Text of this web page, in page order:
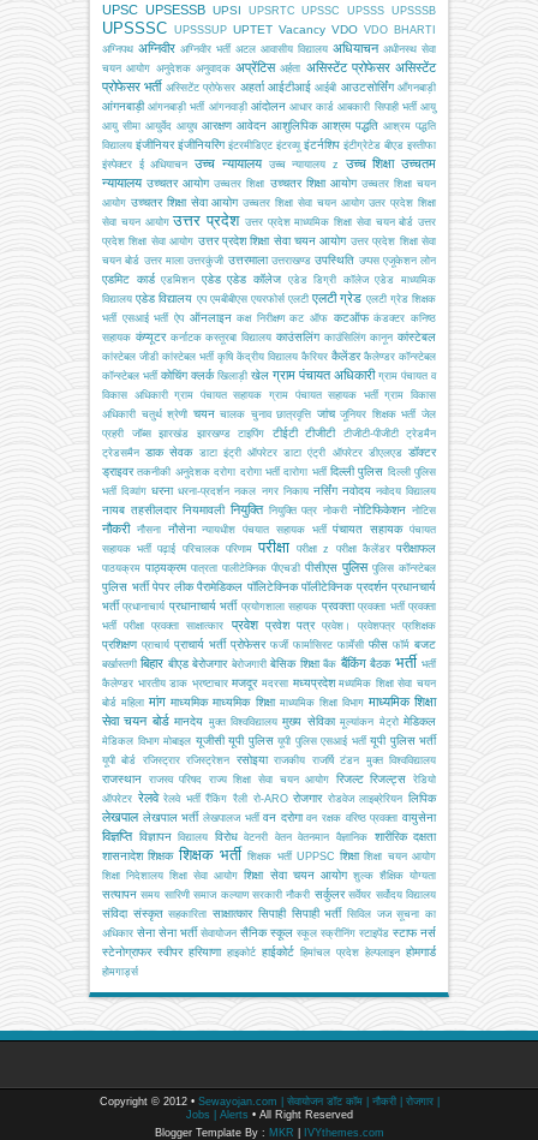
UPSC UPSESSB UPSI UPSRTC UPSSC UPSSS UPSSSB
UPSSSC UPSSSUP UPTET Vacancy VDO VDO BHARTI
अग्निपथ अग्निवीर अग्निवीर भर्ती अटल आवासीय विद्यालय अधियाचन अधीनस्थ सेवा
चयन आयोग अनुदेशक अनुवादक अप्रेंटिस अर्हता असिस्टेंट प्रोफेसर असिस्टेंट
प्रोफेसर भर्ती अस्सिटेंट प्रोफेसर अहर्ता आईटीआई आईबी आउटसोर्सिंग आँगनबाड़ी
आंगनबाड़ी आंगनबाड़ी भर्ती आंगनवाड़ी आंदोलन आधार कार्ड आबकारी सिपाही भर्ती आयु
आयु सीमा आयुर्वेद आयुष आरक्षण आवेदन आशुलिपिक आश्रम पद्धति आश्रम पद्धति
विद्यालय इंजीनियर इंजीनियरिंग इंटरमीडिएट इंटरव्यू इंटर्नशिप इंटीग्रेटेड बीएड इस्तीफा
इंस्पेक्टर ई अधियाचन उच्च न्यायालय उच्च न्यायालय z उच्च शिक्षा उच्चतम
न्यायालय उच्चतर आयोग उच्चतर शिक्षा उच्चतर शिक्षा आयोग उच्चतर शिक्षा चयन
आयोग उच्चतर शिक्षा सेवा आयोग उच्चतर शिक्षा सेवा चयन आयोग उतर प्रदेश शिक्षा
सेवा चयन आयोग उत्तर प्रदेश उत्तर प्रदेश माध्यमिक शिक्षा सेवा चयन बोर्ड उत्तर
प्रदेश शिक्षा सेवा आयोग उत्तर प्रदेश शिक्षा सेवा चयन आयोग उत्तर प्रदेश शिक्षा सेवा
चयन बोर्ड उत्तर माला उत्तरकुंजी उत्तरमाला उत्तराखण्ड उपस्थिति उप्पस एजूकेशन लोन
एडमिट कार्ड एडमिशन एडेड एडेड कॉलेज एडेड डिग्री कॉलेज एडेड माध्यमिक
विद्यालय एडेड विद्यालय एप एमबीबीएस एयरफोर्स एलटी एलटी ग्रेड एलटी ग्रेड शिक्षक
भर्ती एसआई भर्ती ऐप ऑनलाइन कक्ष निरीक्षण कट ऑफ कटऑफ कंडक्टर कनिष्ठ
सहायक कंप्यूटर कर्नाटक कस्तूरबा विद्यालय काउंसलिंग काउंसिलिंग कानून कांस्टेबल
कांस्टेबल जीडी कांस्टेबल भर्ती कृषि केंद्रीय विद्यालय कैरियर कैलेंडर कैलेण्डर कॉन्स्टेबल
कॉन्स्टेबल भर्ती कोचिंग क्लर्क खिलाड़ी खेल ग्राम पंचायत अधिकारी ग्राम पंचायत व
विकास अधिकारी ग्राम पंचायत सहायक ग्राम पंचायत सहायक भर्ती ग्राम विकास
अधिकारी चतुर्थ श्रेणी चयन चालक चुनाव छात्रवृत्ति जांच जूनियर शिक्षक भर्ती जेल
प्रहरी
जॉब्स झारखंड झारखण्ड टाइपिंग टीईटी टीजीटी टीजीटी-पीजीटी
ट्रेडमैन
ट्रेडसमैन डाक सेवक डाटा इंट्री ऑपरेटर डाटा एंट्री ऑपरेटर डीएलएड डॉक्टर
ड्राइवर तकनीकी अनुदेशक दरोगा दरोगा भर्ती दारोगा भर्ती दिल्ली पुलिस दिल्ली पुलिस
भर्ती दिव्यांग धरना धरना-प्रदर्शन नकल नगर निकाय नर्सिंग नवोदय नवोदय विद्यालय
नायब तहसीलदार नियमावली नियुक्ति नियुक्ति पत्र नोकरी नोटिफिकेशन नोटिस
नौकरी नौसना नौसेना न्यायधीश पंचयात सहायक भर्ती पंचायत सहायक पंचायत
सहायक भर्ती पढ़ाई परिचालक परिणाम परीक्षा परीक्षा z परीक्षा कैलेंडर परीक्षाफल
पाठयक्रम पाठ्यक्रम पात्रता पालीटेक्निक पीएचडी पीसीएस पुलिस पुलिस कॉन्स्टेबल
पुलिस भर्ती पेपर लीक पैरामेडिकल पॉलिटेक्निक पॉलीटेक्निक प्रदर्शन प्रधानचार्य
भर्ती प्रधानाचार्य प्रधानाचार्य भर्ती प्रयोगशाला सहायक प्रवक्ता प्रवक्ता भर्ती प्रवक्ता
भर्ती परीक्षा
प्रवक्ता साक्षात्कार प्रवेश प्रवेश पत्र प्रवेश। प्रवेशपत्र प्रशिक्षक
प्रशिक्षण प्राचार्य प्राचार्य भर्ती प्रोफेसर फर्जी फार्मासिस्ट फार्मेसी फीस फॉर्म बजट
बर्खास्तगी बिहार बीएड बेरोजगार बेरोजगारी बेसिक शिक्षा बैंक बैंकिंग बैठक भर्ती भर्ती
कैलेण्डर भारतीय डाक भ्रष्टाचार मजदूर मदरसा मध्यप्रदेश मध्यमिक शिक्षा सेवा चयन
बोर्ड महिला मांग माध्यमिक माध्यमिक शिक्षा माध्यमिक शिक्षा विभाग माध्यमिक शिक्षा
सेवा चयन बोर्ड मानदेय मुक्त विश्वविद्यालय मुख्य सेविका मूल्यांकन मेट्रो मेडिकल
मेडिकल विभाग मोबाइल यूजीसी यूपी पुलिस यूपी पुलिस एसआई भर्ती यूपी पुलिस भर्ती
यूपी बोर्ड रजिस्ट्रार रजिस्ट्रेशन रसोइया राजकीय राजर्षि टंडन मुक्त विश्वविद्यालय
राजस्थान राजस्व परिषद राज्य शिक्षा सेवा चयन आयोग रिजल्ट रिजल्ट्स
रेडियो
ऑपरेटर रेलवे रेलवे भर्ती रैंकिंग रैली रो-ARO रोजगार रोडवेज लाइब्रेरियन लिपिक
लेखपाल लेखपाल भर्ती लेखपालज भर्ती वन दरोगा वन रक्षक वरिष्ठ प्रवक्ता वायुसेना
विज्ञप्ति विज्ञापन विद्यालय विरोध वेटनरी वेतन वेतनमान वैज्ञानिक
शारीरिक दक्षता
शासनादेश शिक्षक शिक्षक भर्ती शिक्षक भर्ती UPPSC शिक्षा शिक्षा चयन आयोग
शिक्षा निदेशालय शिक्षा सेवा आयोग शिक्षा सेवा चयन आयोग शुल्क शैक्षिक योग्यता
सत्यापन समय सारिणी समाज कल्याण सरकारी नौकरी सर्कुलर सर्वेयर सर्वोदय विद्यालय
संविदा संस्कृत सहकारिता साक्षात्कार सिपाही सिपाही भर्ती सिविल जज सूचना का
अधिकार सेना सेना भर्ती सेवायोजन सैनिक स्कूल स्कूल स्क्रीनिंग स्टाइपेंड स्टाफ नर्स
स्टेनोग्राफर स्वीपर हरियाणा हाइकोर्ट हाईकोर्ट हिमांचल प्रदेश हेल्पलाइन होमगार्ड
होमगार्ड्स
Copyright © 2012 • Sewayojan.com | सेवायोजन डॉट कॉम | नौकरी | रोजगार |
Jobs | Alerts • All Right Reserved
Blogger Template By : MKR IVYthemes.com